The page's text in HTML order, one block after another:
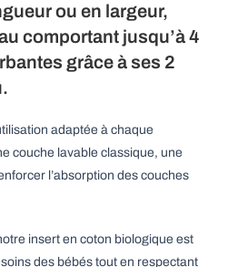
ou en largeur,
comportant jusqu’à 4
grâce à ses 2
adaptée à chaque
couche lavable classique, une
l’absorption des couches
insert en coton biologique est
des bébés tout en respectant